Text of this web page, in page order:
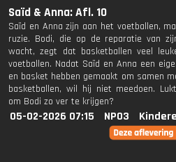
Saïd & Anna: Afl. 10
Saïd en Anna zijn aan het voetballen,
ruzie. Bodi, die op de reparatie van
wacht, zegt dat basketballen veel
voetballen. Nadat Saïd en Anna een
en basket hebben gemaakt om samen
basketballen, wil hij niet meedoen.
om Bodi zo ver te krijgen?
05-02-2026 07:15 NPO3